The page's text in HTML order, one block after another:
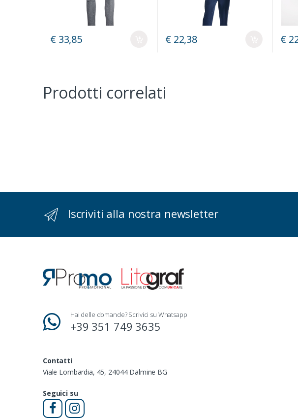
€ 33,85 € 22,38 €
Prodotti correlati
Iscriviti alla nostra newsletter
Hai delle domande? Scrivici su Whatsapp
+39 351 749 3635
Contatti
Viale Lombardia, 45, 24044 Dalmine BG
Seguici su